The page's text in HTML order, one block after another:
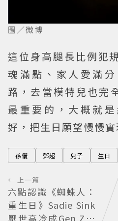
圖／微博
這位身高腿長比例犯
魂滿點、家人愛滿
路，去當模特兒也完
最重要的，大概就
好，把生日願望慢慢實
孫儷 鄧超 兒子 生日
← 上一篇
六點認識《蜘蛛人：
重生日》Sadie Sink
厭世高冷成Gen Z新